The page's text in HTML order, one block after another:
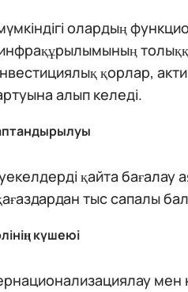
олардың
қорлар,
алып келеді.
қайта
тыс сапалы
күшеюі